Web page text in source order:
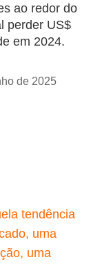
ao redor do
perder US$
em 2024.
de 2025
tendência
uma
uma